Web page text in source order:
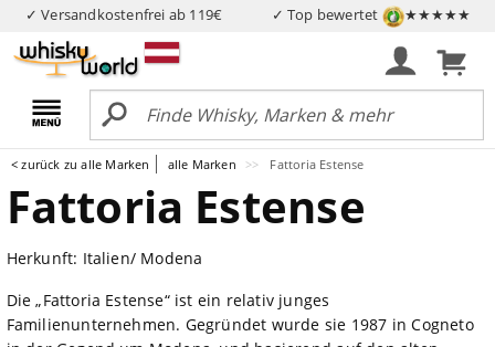
✓ Versandkostenfrei ab 119€ ✓ Top bewertet ★★★★★
< zurück zu alle Marken alle Marken Fattoria Estense
Fattoria Estense
Herkunft: Italien/ Modena
Die „Fattoria Estense“ ist ein relativ junges
Familienunternehmen. Gegründet wurde sie 1987 in Cogneto